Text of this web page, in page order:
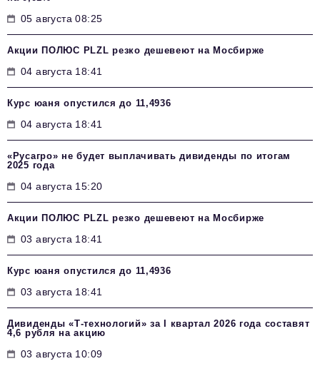
05 августа 08:25
Акции ПОЛЮС PLZL резко дешевеют на Мосбирже
04 августа 18:41
Курс юаня опустился до 11,4936
04 августа 18:41
«Русагро» не будет выплачивать дивиденды по итогам
2025 года
04 августа 15:20
Акции ПОЛЮС PLZL резко дешевеют на Мосбирже
03 августа 18:41
Курс юаня опустился до 11,4936
03 августа 18:41
Дивиденды «Т-технологий» за I квартал 2026 года составят
4,6 рубля на акцию
03 августа 10:09